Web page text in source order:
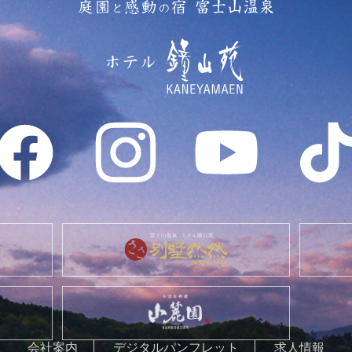
会社案内 デジタルパンフレット 求人情報